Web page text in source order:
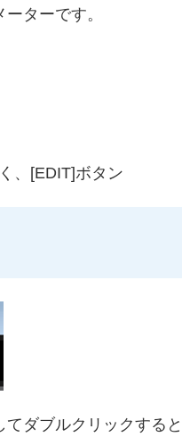
ターです。
、[EDIT]ボタン
ダブルクリックする